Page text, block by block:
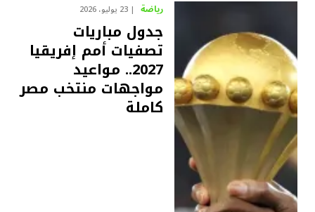
رياضة 23 يوليو، 2026
جدول مباريات
تصفيات أمم إفريقيا
2027.. مواعيد
مواجهات منتخب مصر
كاملة